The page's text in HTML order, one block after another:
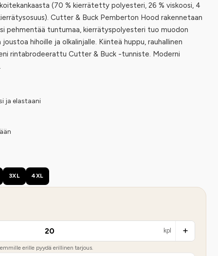
(70 % kierrätetty polyesteri, 26 % viskoosi, 4
Cutter & Buck Pemberton Hood rakennetaan
pehmentää tuntumaa, kierrätyspolyesteri tuo muodon
hihoille ja olkalinjalle. Kiinteä huppu, rauhallinen
rintabrodeerattu Cutter & Buck -tunniste. Moderni
ja elastaani
3XL 4XL
kpl
erille pyydä erillinen tarjous.